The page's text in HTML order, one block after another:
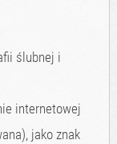
ślubnej i
internetowej
jako znak